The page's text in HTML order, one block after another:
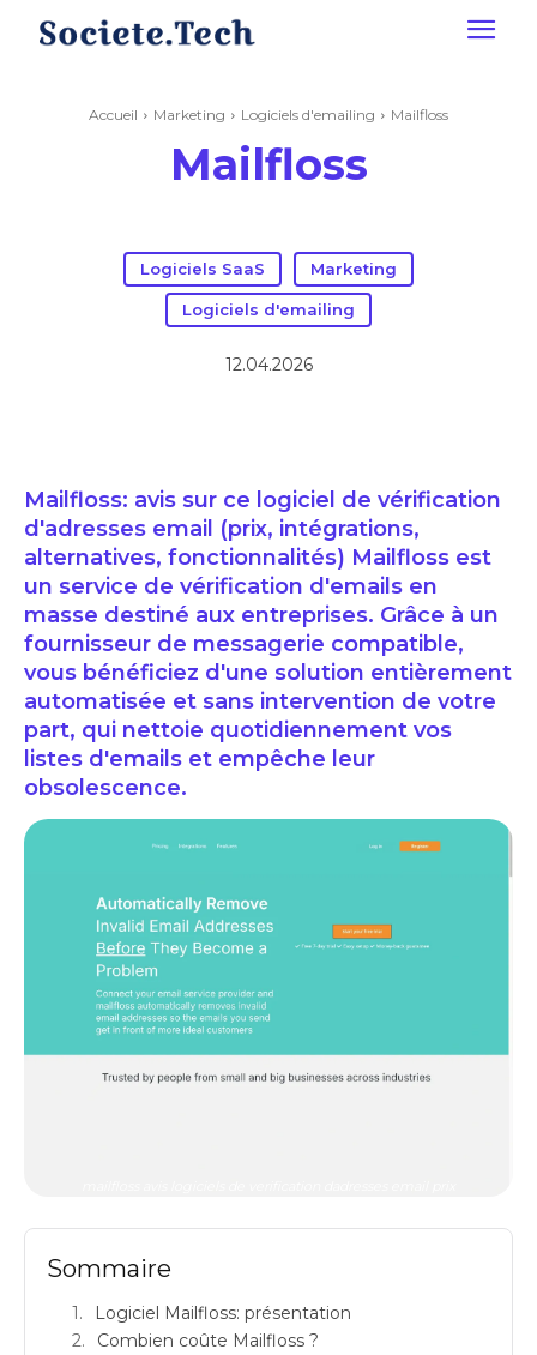
Accueil Marketing Logiciels d'emailing Mailfloss
Mailfloss
Logiciels SaaS Marketing
Logiciels d'emailing
12.04.2026
Mailfloss: avis sur ce logiciel de vérification
d'adresses email (prix, intégrations,
alternatives, fonctionnalités) Mailfloss est
un service de vérification d'emails en
masse destiné aux entreprises. Grâce à un
fournisseur de messagerie compatible,
vous bénéficiez d'une solution entièrement
automatisée et sans intervention de votre
part, qui nettoie quotidiennement vos
listes d'emails et empêche leur
obsolescence.
Sommaire
Logiciel Mailfloss: présentation
Combien coûte Mailfloss ?